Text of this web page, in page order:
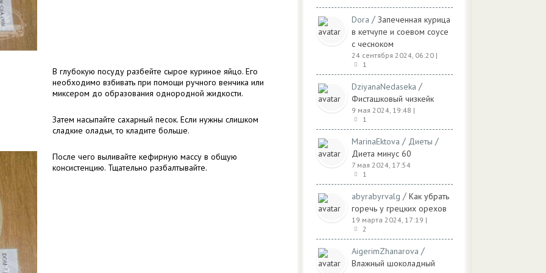
В глубокую посуду разбейте сырое куриное яйцо. Его
необходимо взбивать при помощи ручного венчика или
миксером до образования однородной жидкости.
Затем насыпайте сахарный песок. Если нужны слишком
сладкие оладьи, то кладите больше.
После чего выливайте кефирную массу в общую
консистенцию. Тщательно разбалтывайте.
Dora / Запеченная курица
в кетчупе и соевом соусе
с чесноком
24 сентября 2024, 06:20 |
1
DziyanaNedaseka /
Фисташковый чизкейк
9 мая 2024, 19:48 |
1
MarinaEktova / Диеты /
Диета минус 60
7 мая 2024, 17:54
1
abyrabyrvalg / Как убрать
горечь у грецких орехов
19 марта 2024, 17:19 |
2
AigerimZhanarova /
Влажный шоколадный